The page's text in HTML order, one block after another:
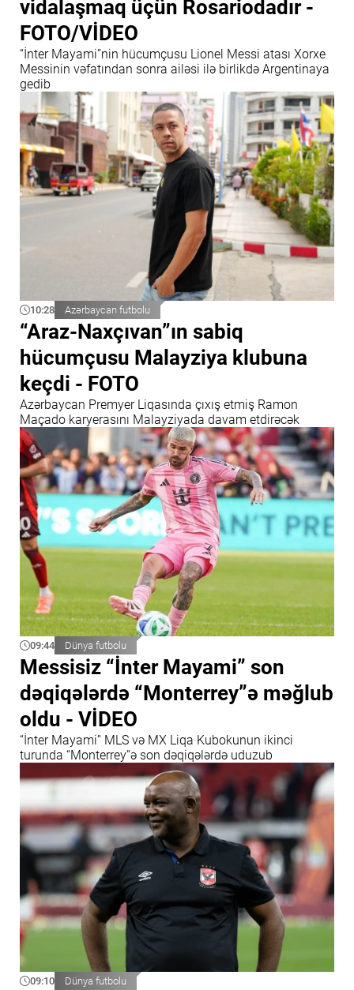
vidalaşmaq üçün Rosariodadır -
FOTO/VİDEO
“İnter Mayami”nin hücumçusu Lionel Messi atası Xorxe
Messinin vəfatından sonra ailəsi ilə birlikdə Argentinaya
gedib
10:28 Azərbaycan futbolu
“Araz-Naxçıvan”ın sabiq
hücumçusu Malayziya klubuna
keçdi - FOTO
Azərbaycan Premyer Liqasında çıxış etmiş Ramon
Maçado karyerasını Malayziyada davam etdirəcək
09:44 Dünya futbolu
Messisiz “İnter Mayami” son
dəqiqələrdə “Monterrey”ə məğlub
oldu - VİDEO
“İnter Mayami” MLS və MX Liqa Kubokunun ikinci
turunda “Monterrey”ə son dəqiqələrdə uduzub
09:10 Dünya futbolu